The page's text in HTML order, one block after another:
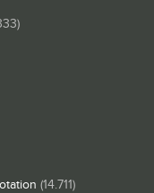
(14.711)